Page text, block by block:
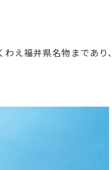
え福井県名物まであり、